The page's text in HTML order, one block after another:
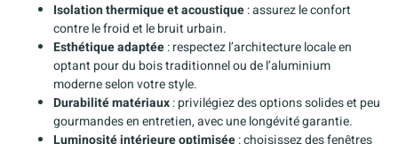
Isolation thermique et acoustique: assurez le confort
contre le froid et le bruit urbain.
Esthétique adaptée: respectez l’architecture locale en
optant pour du bois traditionnel ou de l’aluminium
moderne selon votre style.
Durabilité matériaux: privilégiez des options solides et peu
gourmandes en entretien, avec une longévité garantie.
Luminosité intérieure optimisée: choisissez des fenêtres